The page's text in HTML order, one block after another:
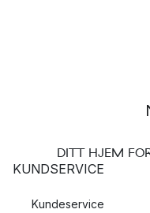
DITT HJEM
KUNDSERVICE
Kundeservice